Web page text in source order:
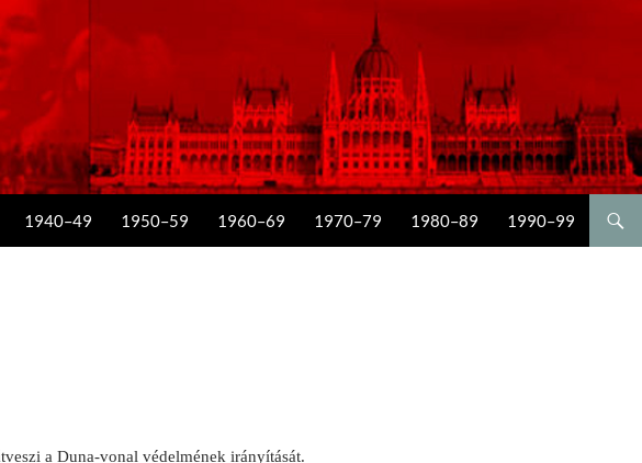
1940–49 1950–59 1960–69 1970–79 1980–89 1990–99
a Duna-vonal védelmének irányítását.